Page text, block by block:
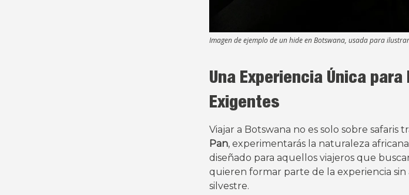
Imagen de ejemplo de un hide en Botswana, usada para
Una Experiencia Única
Exigentes
Viajar a Botswana no es solo sobre safaris
Pan, experimentarás la naturaleza
diseñado para aquellos viajeros que
quieren formar parte de la experiencia
silvestre.